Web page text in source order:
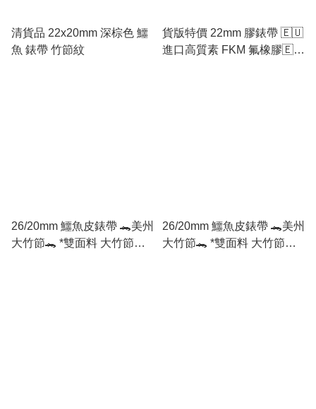
清貨品 22x20mm 深棕色 鱷
魚 錶帶 竹節紋
貨版特價 22mm 膠錶帶 🇪🇺
進口高質素 FKM 氟橡膠🇪🇺
26/20mm 鱷魚皮錶帶 🐊美州
大竹節🐊 *雙面料 大竹節面 /
26/20mm 鱷魚皮錶帶 🐊美州
大竹節🐊 *雙面料 大竹節面 /